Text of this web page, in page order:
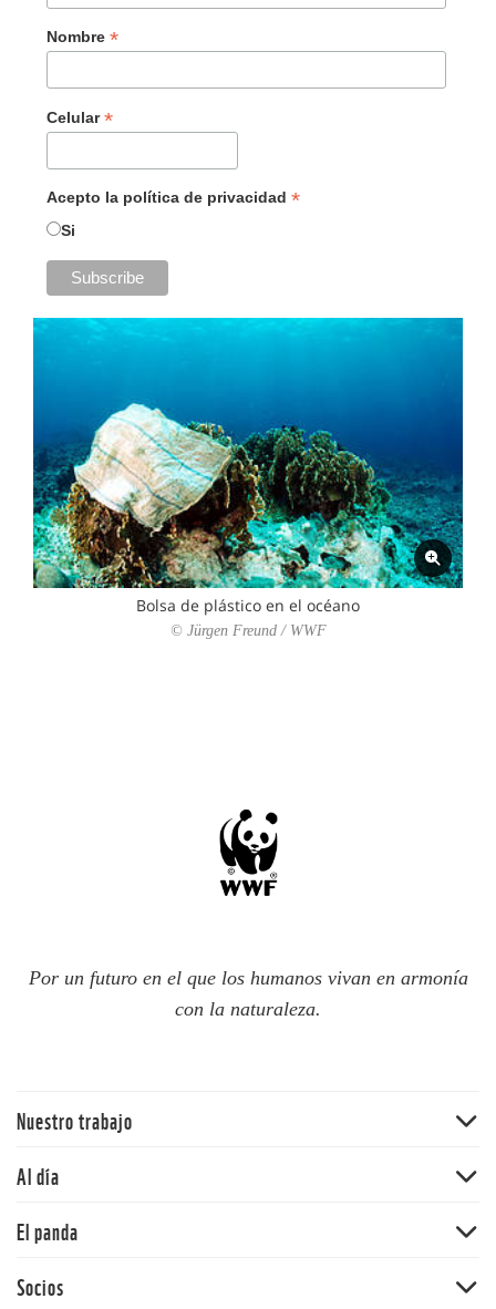
Nombre *
Celular*
Acepto la política de privacidad *
Si
Bolsa de plástico en el océano
© Jürgen Freund / WWF
Por un futuro en el que los humanos vivan en armonía
con la naturaleza.
Nuestro trabajo
Cambio climático
Mercados y empresas comunitarias
Al día
Publicaciones
Blog del panda
El panda
Socios